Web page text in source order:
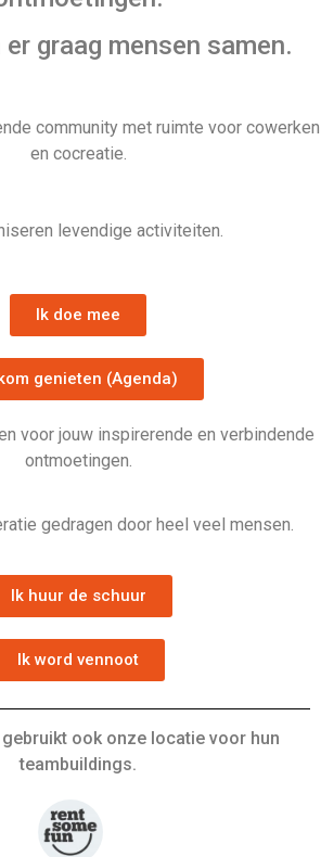
er graag mensen samen.
community met ruimte voor cowerken
en cocreatie.
levendige activiteiten.
Ik doe mee
genieten (Agenda)
voor jouw inspirerende en verbindende
ontmoetingen.
gedragen door heel veel mensen.
Ik huur de schuur
Ik word vennoot
gebruikt ook onze locatie voor hun
teambuildings.